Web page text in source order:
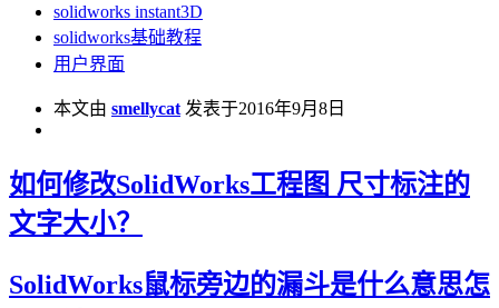
solidworks instant3D
solidworks基础教程
用户界面
本文由 smellycat 发表于2016年9月8日
如何修改SolidWorks工程图 尺寸标注的
文字大小？
SolidWorks鼠标旁边的漏斗是什么意思怎